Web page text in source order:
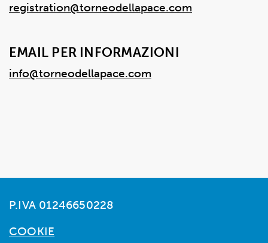
registration@torneodellapace.com
EMAIL PER INFORMAZIONI
info@torneodellapace.com
P.IVA 01246650228
COOKIE